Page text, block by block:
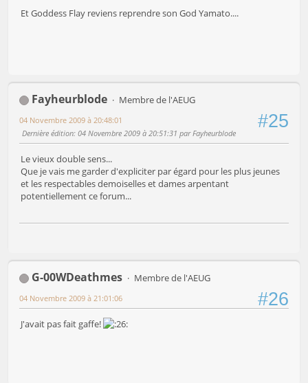
Et Goddess Flay reviens reprendre son God Yamato....
Fayheurblode Membre de l'AEUG
#25
04 Novembre 2009 à 20:48:01
Dernière édition: 04 Novembre 2009 à 20:51:31 par Fayheurblode
Le vieux double sens...
Que je vais me garder d'expliciter par égard pour les plus jeunes
et les respectables demoiselles et dames arpentant
potentiellement ce forum...
G-00WDeathmes Membre de l'AEUG
#26
04 Novembre 2009 à 21:01:06
J'avait pas fait gaffe!